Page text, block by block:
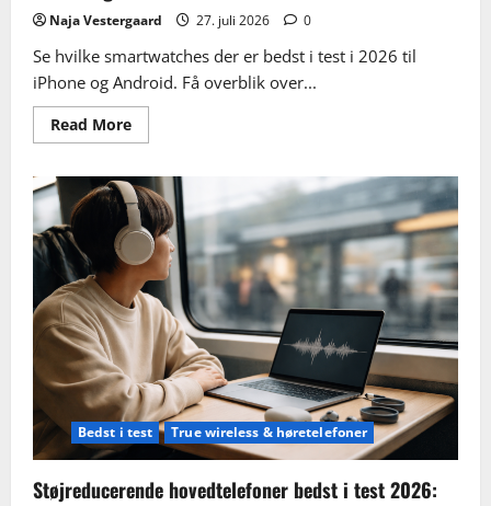
Naja Vestergaard 27. juli 2026 0
Se hvilke smartwatches der er bedst i test i 2026 til
iPhone og Android. Få overblik over...
Read MoreRead
more
bedst
i
test
2026:
vælg
det
rigtige
ur
til
iPhone
Android
Bedst i test True wireless & høretelefoner
Støjreducerende hovedtelefoner bedst i test 2026: